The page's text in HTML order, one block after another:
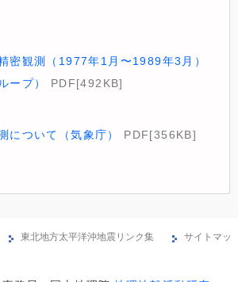
密観測（1977年1月〜1989年3月）
ープ）
PDF[492KB]
について（気象庁）
PDF[356KB]
東北地方太平洋沖地震リンク集
サイトマッ